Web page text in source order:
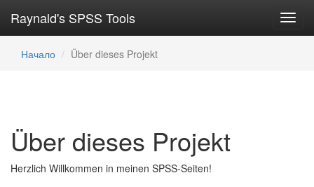
Raynald's SPSS Tools
Начало Über dieses Projekt
Über dieses Projekt
Herzlich Willkommen in meinen SPSS-Seiten!